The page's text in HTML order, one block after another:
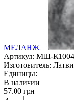
МЕЛАНЖ
Артикул: МШ-
Изготовитель:
Единицы:
В наличии
57.00 грн